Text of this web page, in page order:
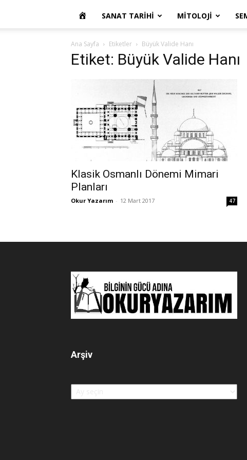
OKUR
YAZARIM
SANAT TARIHI MITOLOJI
Ana Sayfa Etiketler Büyük Valide Hanı
Etiket: Büyük Valide Hanı
Klasik Osmanlı Dönemi Mimari
Planları
Okur Yazarım - 12 Mart 2017 47
Arşiv
Arşiv